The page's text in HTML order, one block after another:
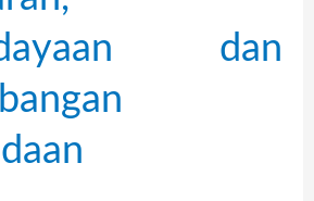
dan